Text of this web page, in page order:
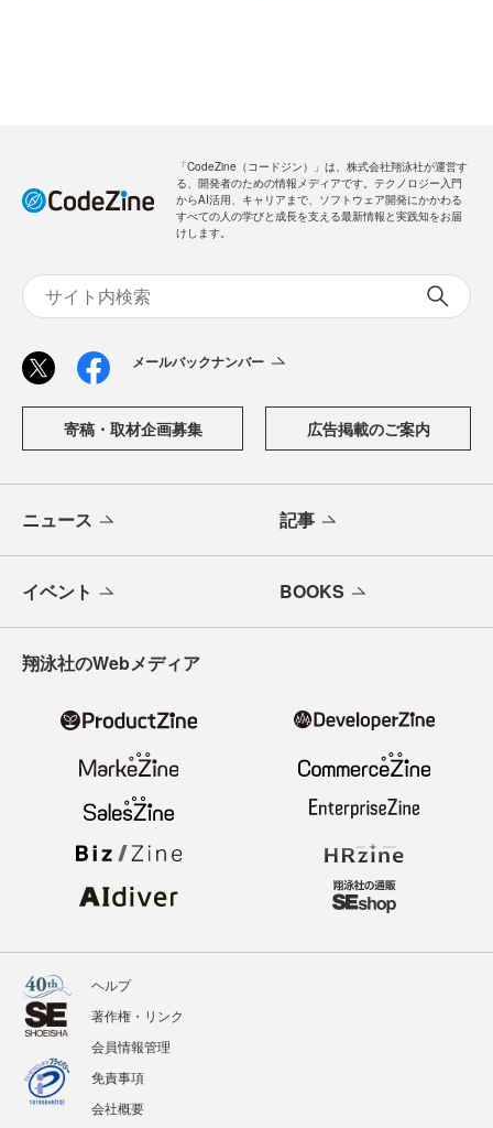
「CodeZine（コードジン）」は、株式会社翔泳社が運営す
る、開発者のための情報メディアです。テクノロジー入門
からAI活用、キャリアまで、ソフトウェア開発にかかわる
すべての人の学びと成長を支える最新情報と実践知をお届
けします。
メールバックナンバー
寄稿・取材企画募集 広告掲載のご案内
ニュース 記事
イベント BOOKS
翔泳社のWebメディア
ヘルプ
著作権・リンク
会員情報管理
免責事項
会社概要